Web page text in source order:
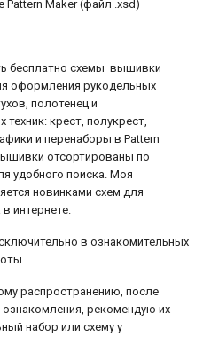
Pattern Maker (файл .xsd)
бесплатно схемы вышивки
оформления рукодельных
полотенец и
крест, полукрест,
и перенаборы в Pattern
отсортированы по
удобного поиска. Моя
новинками схем для
интернете.
в ознакомительных
распространению, после
рекомендую их
набор или схему у